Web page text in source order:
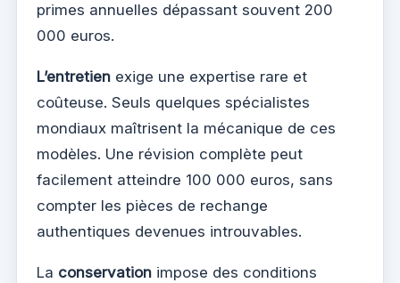
primes annuelles dépassant souvent 200
000 euros.
L’entretien exige une expertise rare et
coûteuse. Seuls quelques spécialistes
mondiaux maîtrisent la mécanique de ces
modèles. Une révision complète peut
facilement atteindre 100 000 euros, sans
compter les pièces de rechange
authentiques devenues introuvables.
La conservation impose des conditions